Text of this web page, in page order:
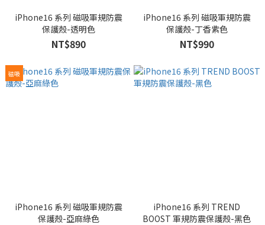
iPhone16 系列 磁吸軍規防震
保護殼-透明色
NT$890
iPhone16 系列 磁吸軍規防震
保護殼-丁香紫色
NT$990
磁吸
iPhone16 系列 磁吸軍規防震
保護殼-亞麻綠色
iPhone16 系列 TREND
BOOST 軍規防震保護殼-黑色